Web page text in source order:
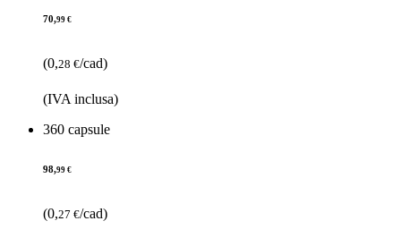
70,99 €
(0,28 €/cad)
(IVA inclusa)
360 capsule
98,99 €
(0,27 €/cad)